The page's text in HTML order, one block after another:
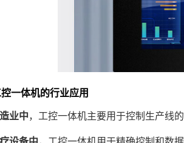
体机的行业应用
业中，工控一体机主要用于控制生产线